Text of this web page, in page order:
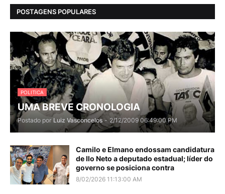
POSTAGENS POPULARES
POLITICA
UMA BREVE CRONOLOGIA
Postado por Luiz Vasconcelos - 2/12/2009 06:49:00 PM
Camilo e Elmano endossam candidatura
de Ilo Neto a deputado estadual; líder do
governo se posiciona contra
8/02/2026 11:13:00 AM